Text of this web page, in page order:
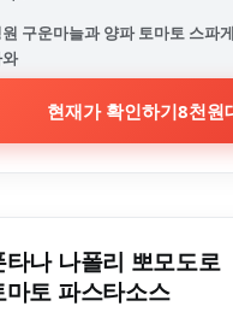
구운마늘과 양파 토마토 스파
현재가 확인하기8천원
타나 나폴리 뽀모도로
마토 파스타소스